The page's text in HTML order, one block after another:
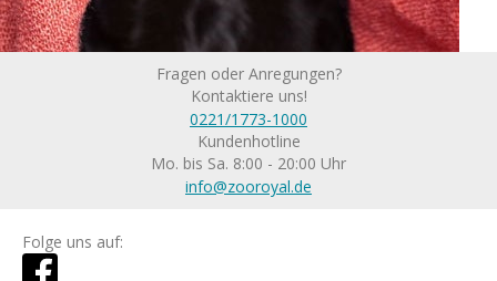
Fragen oder Anregungen?
Kontaktiere uns!
0221/1773-1000
Kundenhotline
Mo. bis Sa. 8:00 - 20:00 Uhr
info@zooroyal.de
Folge uns auf: